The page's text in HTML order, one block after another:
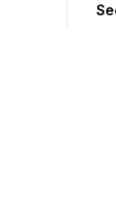
shift to jump